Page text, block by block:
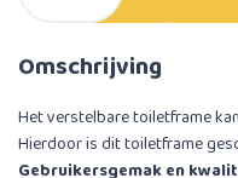
Omschrijving
Het verstelbare toiletframe
Hierdoor is dit toiletframe
Gebruikersgemak en